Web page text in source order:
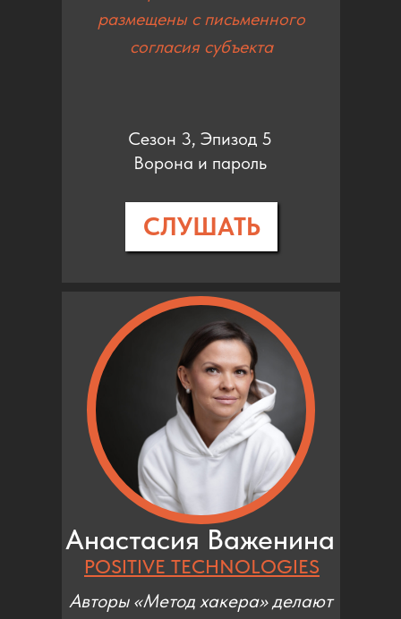
Сезон 3, Эпизод 5
Ворона и пароль
СЛУШАТЬ
размещены с письменного
согласия субъекта
Авторы «Метод хакера» делают
Анастасия Важенина
POSITIVE TECHNOLOGIES